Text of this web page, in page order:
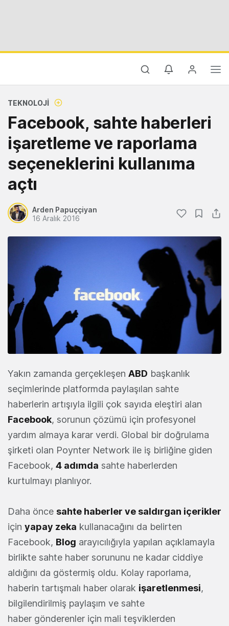
TEKNOLOJI
Facebook, sahte haberleri
işaretleme ve raporlama
seçeneklerini kullanıma
açtı
Arden Papuççiyan
16 Aralık 2016
Yakın zamanda gerçekleşen ABD başkanlık
seçimlerinde platformda paylaşılan sahte
haberlerin artışıyla ilgili çok sayıda eleştiri alan
Facebook, sorunun çözümü için profesyonel
yardım almaya karar verdi. Global bir doğrulama
şirketi olan Poynter Network ile iş birliğine giden
Facebook, 4 adımda sahte haberlerden
kurtulmayı planlıyor.
Daha önce sahte haberler ve saldırgan içerikler
için yapay zeka kullanacağını da belirten
Facebook, Blog arayıcılığıyla yapılan açıklamayla
birlikte sahte haber sorununu ne kadar ciddiye
aldığını da göstermiş oldu. Kolay raporlama,
haberin tartışmalı haber olarak işaretlenmesi,
bilgilendirilmiş paylaşım ve sahte
haber gönderenler için mali teşviklerden